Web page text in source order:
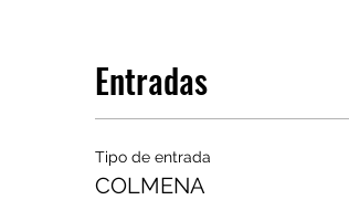
Entradas
Tipo de entrada
COLMENA